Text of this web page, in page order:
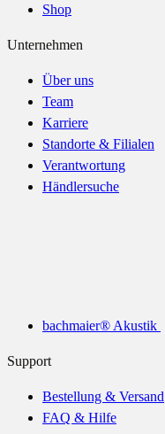
Shop
Unternehmen
Über uns
Team
Karriere
Standorte & Filialen
Verantwortung
Händlersuche
bachmaier® Akustik
Support
Bestellung & Versand
FAQ & Hilfe